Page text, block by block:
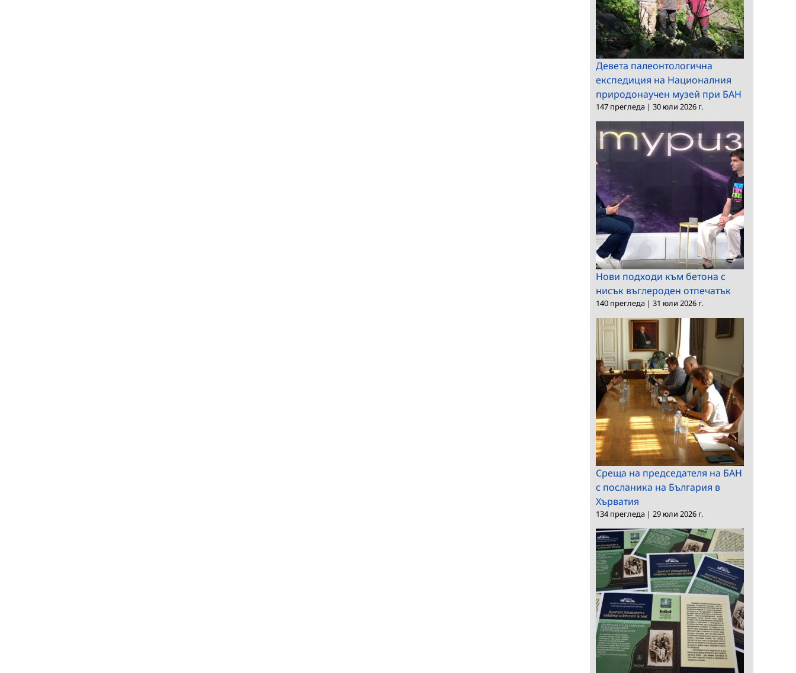
Девета палеонтологична
експедиция на Националния
природонаучен музей при БАН
147 прегледа | 30 юли 2026 г.
Нови подходи към бетона с
нисък въглероден отпечатък
140 прегледа | 31 юли 2026 г.
Среща на председателя на БАН
с посланика на България в
Хърватия
134 прегледа | 29 юли 2026 г.